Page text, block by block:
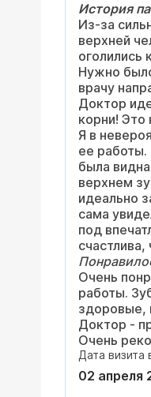
История
Из-за
верхней
оголились
Нужно
врачу
Доктор
корни! Это
Я в
ее работы.
была
верхнем
идеально
сама
под
счастлива,
Очень
работы.
здоровые,
Доктор -
Очень
Дата визита
02 апреля